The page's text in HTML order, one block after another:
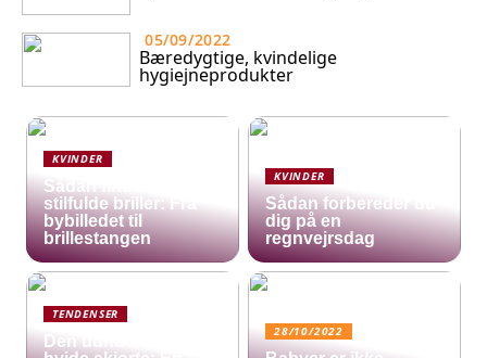
05/09/2022
Bæredygtige, kvindelige
hygiejneprodukter
KVINDER
Sådan finder du
stilfulde briller: Fra
bybilledet til
brillestangen
KVINDER
Sådan forbereder du
dig på en
regnvejrsdag
TENDENSER
Den uundværlige
28/10/2022